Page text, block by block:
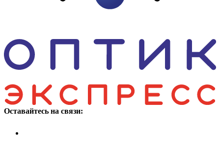
Оставайтесь на связи: